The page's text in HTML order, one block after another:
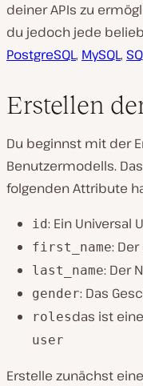
deiner APIs zu
du jedoch jede
PostgreSQL, MySQL,
Erstellen
Du beginnst mit der
Benutzermodells.
folgenden Attribute
id: Ein Universal
first_name:
last_name: Der
gender: Das
rolesdas ist
user
Erstelle zunächst